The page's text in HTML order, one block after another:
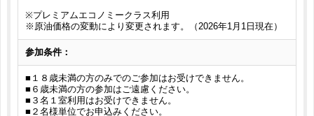
※プレミアムエコノミークラス利用
※原油価格の変動により変更されます。（2026年1月1日現在）
参加条件：
■１８歳未満の方のみでのご参加はお受けできません。
■６歳未満の方の参加はご遠慮ください。
■３名１室利用はお受けできません。
■２名様単位でお申込みください。